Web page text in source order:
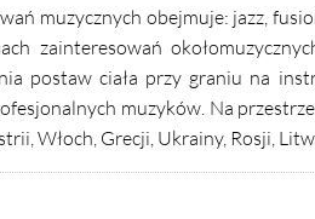
muzycznych obejmuje: jazz,
zainteresowań
postaw ciała przy graniu na
muzyków. Na
Włoch, Grecji, Ukrainy, Rosji,